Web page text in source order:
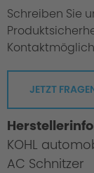
Schreiben Sie
JETZT
KOHL
AC Schnitzer